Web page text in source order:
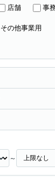
店舗 事
その他事業用
～